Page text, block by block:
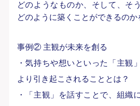
どのようなものか、そして、そ
どのように築くことができるのか
事例② 主観が未来を創る
・気持ちや想いといった「主観
より引き起こされることとは？
・「主観」を話すことで、組織